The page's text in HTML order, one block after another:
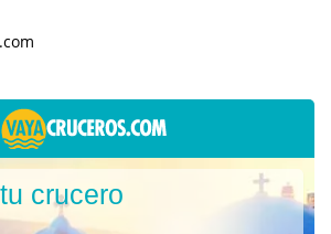
crucero